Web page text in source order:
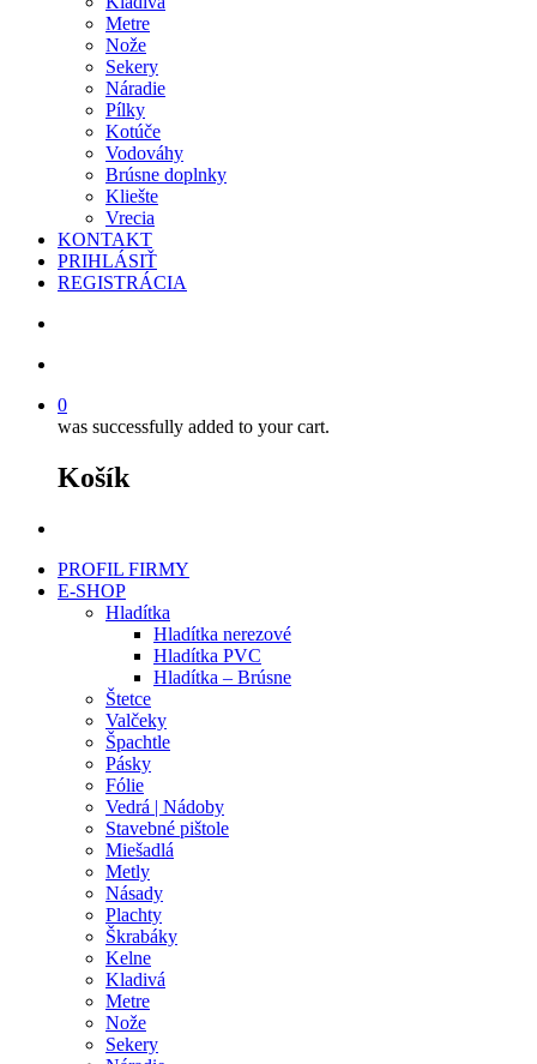
Metre
Nože
Sekery
Náradie
Pílky
Kotúče
Vodováhy
Brúsne doplnky
Kliešte
Vrecia
KONTAKT
PRIHLÁSIŤ
REGISTRÁCIA
0
was successfully added to your cart.
Košík
PROFIL FIRMY
E-SHOP
Hladítka
Hladítka nerezové
Hladítka PVC
Hladítka – Brúsne
Štetce
Valčeky
Špachtle
Pásky
Fólie
Vedrá | Nádoby
Stavebné pištole
Miešadlá
Metly
Násady
Plachty
Škrabáky
Kelne
Kladivá
Metre
Nože
Sekery